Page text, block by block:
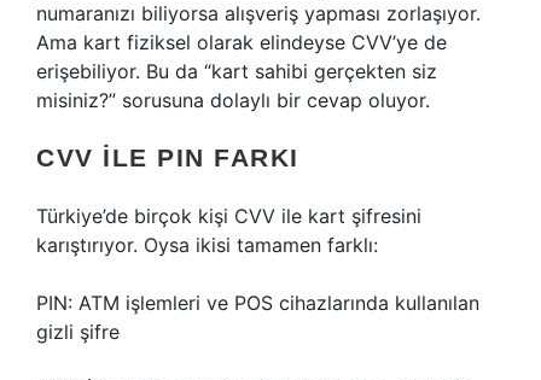
numaranızı biliyorsa alışveriş yapması zorlaşıyor.
Ama kart fiziksel olarak elindeyse CVV’ye de
erişebiliyor. Bu da “kart sahibi gerçekten siz
misiniz?” sorusuna dolaylı bir cevap oluyor.
CVV ILE PIN FARKI
Türkiye’de birçok kişi CVV ile kart şifresini
karıştırıyor. Oysa ikisi tamamen farklı:
PIN: ATM işlemleri ve POS cihazlarında kullanılan
gizli şifre